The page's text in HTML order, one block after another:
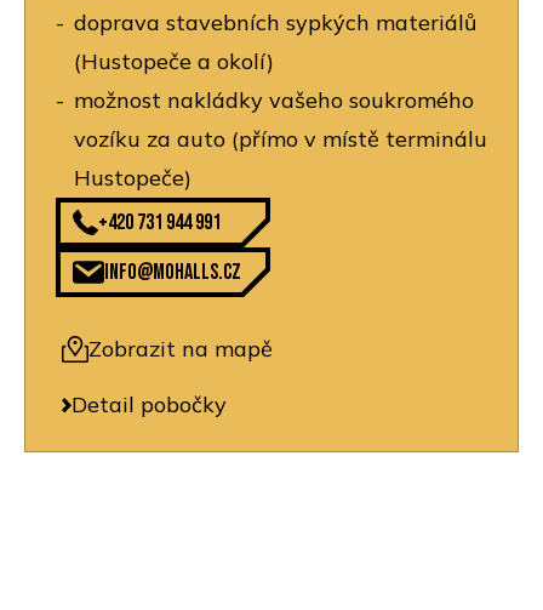
doprava stavebních sypkých materiálů
(Hustopeče a okolí)
možnost nakládky vašeho soukromého
vozíku za auto (přímo v místě terminálu
Hustopeče)
+420 731 944 991
info@mohalls.cz
Zobrazit na mapě
Detail pobočky